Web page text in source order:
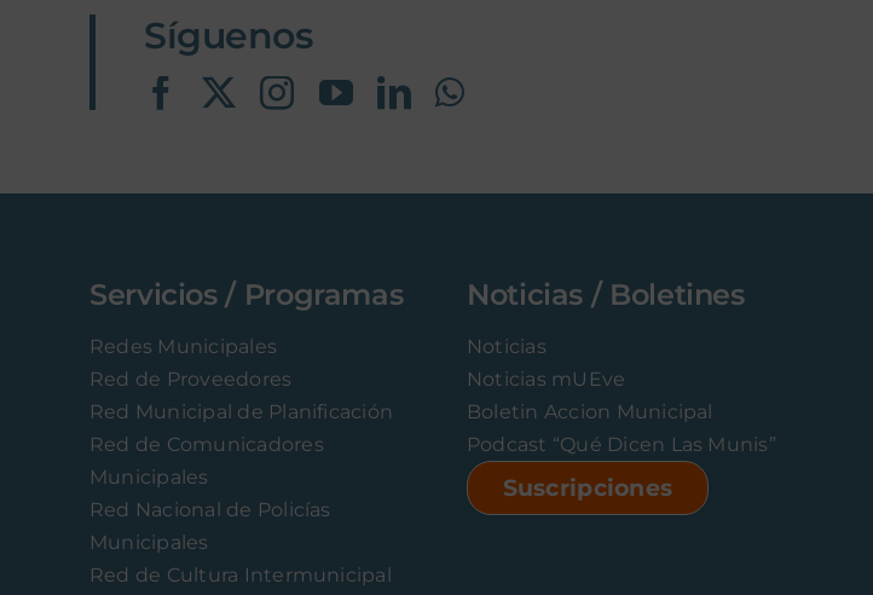
Síguenos
Servicios / Programas
Redes Municipales
Red de Proveedores
Red Municipal de Planificación
Red de Comunicadores
Municipales
Red Nacional de Policías
Municipales
Red de Cultura Intermunicipal
Noticias / Boletines
Noticias
Noticias mUEve
Boletin Accion Municipal
Podcast “Qué Dicen Las Munis”
Suscripciones